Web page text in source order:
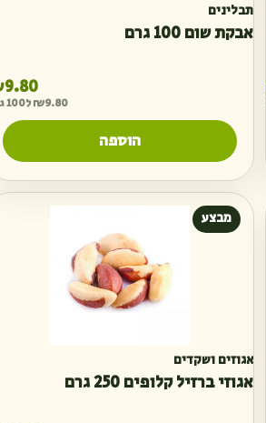
תבלינים
אבקת שום 100 גרם
9.80
₪9.80 ל100 גרם
הוספה
מבצע
אגוזים ושקדים
אגוזי ברזיל קלופים 250 גרם